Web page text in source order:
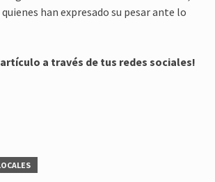
han expresado su pesar ante lo
a través de tus redes sociales!